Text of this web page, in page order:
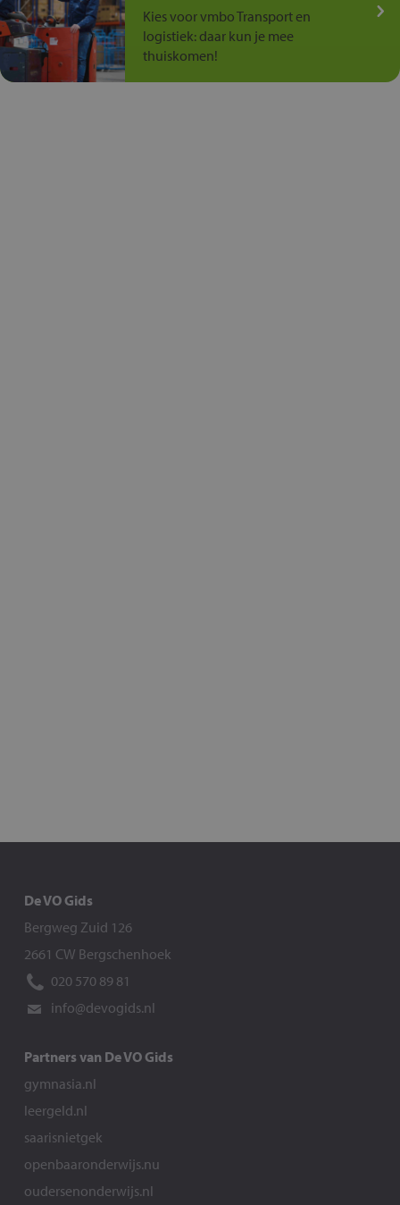
Kies voor vmbo Transport en
logistiek: daar kun je mee
thuiskomen!
De VO Gids
Bergweg Zuid 126
2661 CW Bergschenhoek
020 570 89 81
info@devogids.nl
Partners van De VO Gids
gymnasia.nl
leergeld.nl
saarisnietgek
openbaaronderwijs.nu
oudersenonderwijs.nl